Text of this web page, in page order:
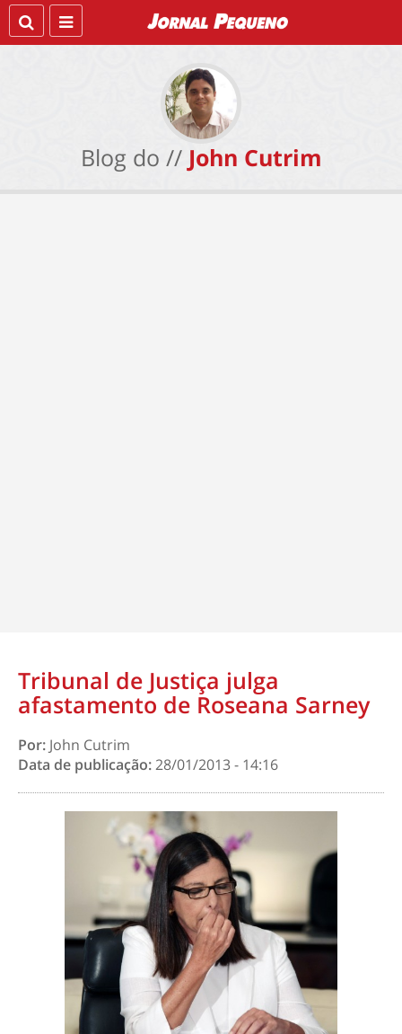
Blog do // John Cutrim
Tribunal de Justiça julga
afastamento de Roseana Sarney
Por: John Cutrim
Data de publicação:28/01/2013 - 14:16